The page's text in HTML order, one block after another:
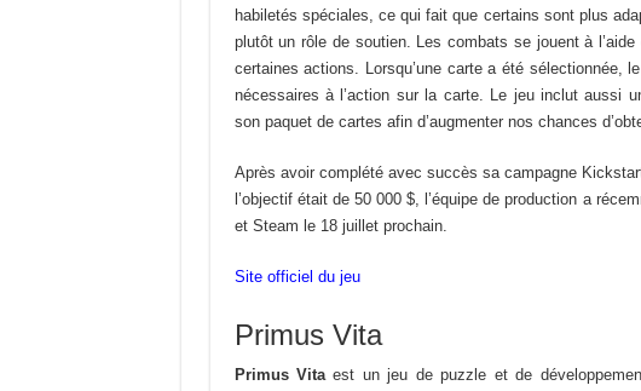
habiletés spéciales, ce qui fait que certains sont plus
plutôt un rôle de soutien. Les combats se jouent à
certaines actions. Lorsqu’une carte a été sélectionnée,
nécessaires à l’action sur la carte. Le jeu inclut aussi
son paquet de cartes afin d’augmenter nos chances
Après avoir complété avec succès sa campagne
l’objectif était de 50 000 $, l’équipe de production a
et Steam le 18 juillet prochain.
Site officiel du jeu
Primus Vita
Primus Vitaest un jeu de puzzle et de